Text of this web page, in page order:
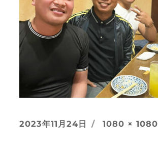
投
2023年11月24日
フ
1080 × 1080